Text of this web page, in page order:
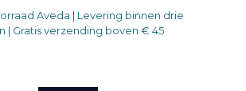
Aveda | Levering binnen drie
| Gratis verzending boven € 45